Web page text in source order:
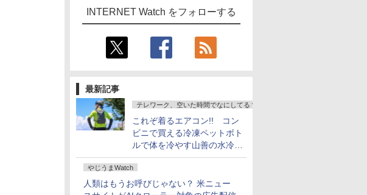
INTERNET Watch をフォローする
最新記事
テレワーク、空いた時間でなにしてる？
これぞ着るエアコン!! コン
ビニで買える冷凍ペットボト
ルで体を冷やす山善の水冷ベ
ストがロードバイクにちょう
どいい【ぼっち・ざ・ろー
ど！その14】
やじうまWatch
人類はもうお呼びじゃない？ 米ニュー